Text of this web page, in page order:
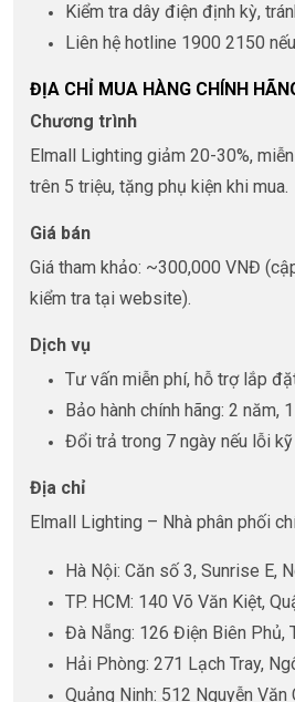
Kiểm tra dây điện định kỳ,
Liên hệ hotline 1900 2150
ĐỊA CHỈ MUA HÀNG CHÍNH
Chương trình
Elmall Lighting giảm 20-30%,
trên 5 triệu, tặng phụ kiện khi mua.
Giá bán
Giá tham khảo: ~300,000 VNĐ
kiểm tra tại website).
Dịch vụ
Tư vấn miễn phí, hỗ trợ lắp
Bảo hành chính hãng: 2 năm,
Đổi trả trong 7 ngày nếu lỗi kỹ
Địa chỉ
Elmall Lighting – Nhà phân phối
Hà Nội: Căn số 3, Sunrise E,
TP. HCM: 140 Võ Văn Kiệt,
Đà Nẵng: 126 Điện Biên Phủ,
Hải Phòng: 271 Lạch Tray,
Quảng Ninh: 512 Nguyễn Văn